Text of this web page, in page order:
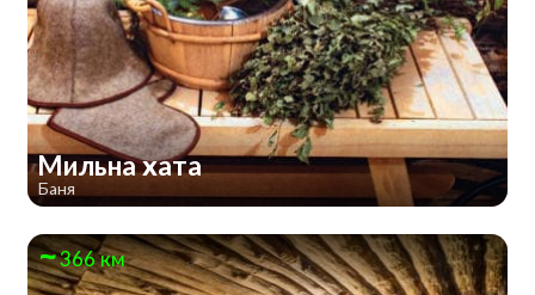
Мильна хата
Баня
366 км